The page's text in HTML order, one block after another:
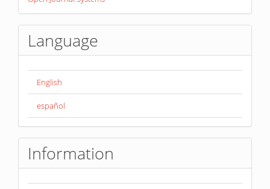
By
Language
English
español
Information